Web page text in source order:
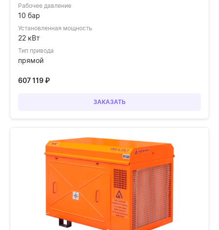
Рабочее давление
10 бар
Установленная мощность
22 кВт
Тип привода
прямой
607 119₽
ЗАКАЗАТЬ